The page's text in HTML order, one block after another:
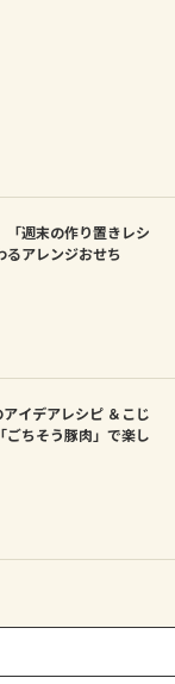
「週末の作り置きレシ
るアレンジおせち
イデアレシピ ＆こじ
ごちそう豚肉」で楽し